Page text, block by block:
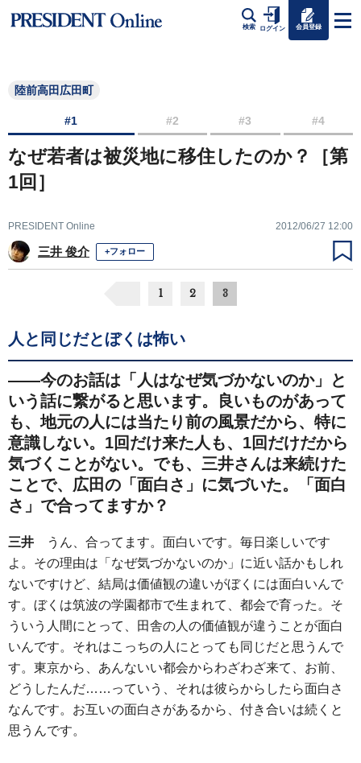
検索 ログイン 会員登録
陸前高田広田町
#1 #2 #3 #4
なぜ若者は被災地に移住したのか？［第
1回］
PRESIDENT Online 2012/06/27 12:00
三井 俊介 +フォロー
1 2 3
人と同じだとぼくは怖い
――今のお話は「人はなぜ気づかないのか」と
いう話に繋がると思います。良いものがあって
も、地元の人には当たり前の風景だから、特に
意識しない。1回だけ来た人も、1回だけだから
気づくことがない。でも、三井さんは来続けた
ことで、広田の「面白さ」に気づいた。「面白
さ」で合ってますか？
三井 うん、合ってます。面白いです。毎日楽しいです
よ。その理由は「なぜ気づかないのか」に近い話かもしれ
ないですけど、結局は価値観の違いがぼくには面白いんで
す。ぼくは筑波の学園都市で生まれて、都会で育った。そ
ういう人間にとって、田舎の人の価値観が違うことが面白
いんです。それはこっちの人にとっても同じだと思うんで
す。東京から、あんないい都会からわざわざ来て、お前、
どうしたんだ……っていう、それは彼らからしたら面白さ
なんです。お互いの面白さがあるから、付き合いは続くと
思うんです。